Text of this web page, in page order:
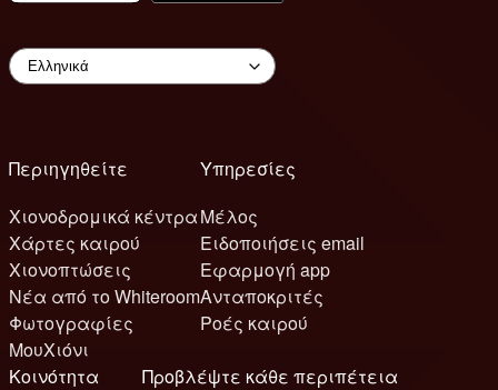
Περιηγηθείτε
Χιονοδρομικά κέντρα
Χάρτες καιρού
Χιονοπτώσεις
Νέα από το Whiteroom
Φωτογραφίες
ΜουΧιόνι
Υπηρεσίες
Μέλος
Ειδοποιήσεις email
Εφαρμογή app
Ανταποκριτές
Ροές καιρού
Κοινότητα
Προβλέψτε κάθε περιπέτεια